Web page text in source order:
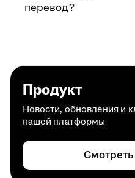
перевод?
Продукт
Новости, обновления и
нашей платформы
Смотреть